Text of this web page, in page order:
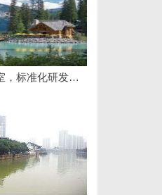
贝净 AC 国际医疗实验室，标准化研发体系全解析